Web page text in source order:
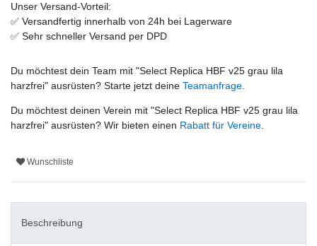
Unser Versand-Vorteil:
✅ Versandfertig innerhalb von 24h bei Lagerware
✅ Sehr schneller Versand per DPD
Du möchtest dein Team mit "Select Replica HBF v25 grau lila
harzfrei" ausrüsten? Starte jetzt deine Teamanfrage
Du möchtest deinen Verein mit "Select Replica HBF v25 grau lila
harzfrei" ausrüsten? Wir bieten einen Rabatt für Vereine
Wunschliste
Beschreibung